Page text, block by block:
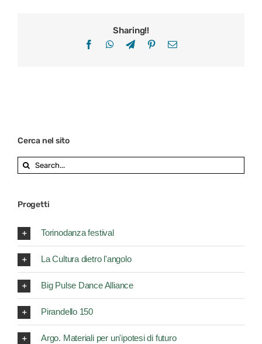
Sharing!!
FacebookWhatsApp
TelegramPinterestEmail
Cerca nel sito
Search
for:
Progetti
Torinodanza festival
La Cultura dietro l'angolo
Big Pulse Dance Alliance
Pirandello 150
Argo. Materiali per un'ipotesi di futuro